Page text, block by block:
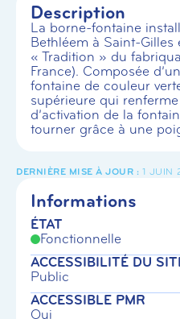
Description
La borne-fontaine
Bethléem à Saint-Gilles
« Tradition » du
France). Composée
fontaine de couleur
supérieure qui
d’activation de la
tourner grâce à une
1 JUIN
Informations
ÉTAT
Fonctionnelle
ACCESSIBILITÉ DU
Public
ACCESSIBLE PMR
Oui